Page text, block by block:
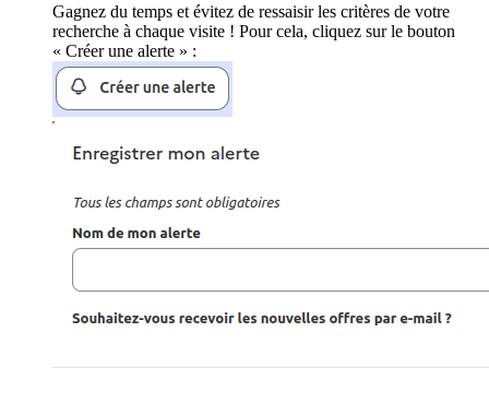
Gagnez du temps et évitez de ressaisir les critères de votre
recherche à chaque visite ! Pour cela, cliquez sur le bouton
« Créer une alerte » :